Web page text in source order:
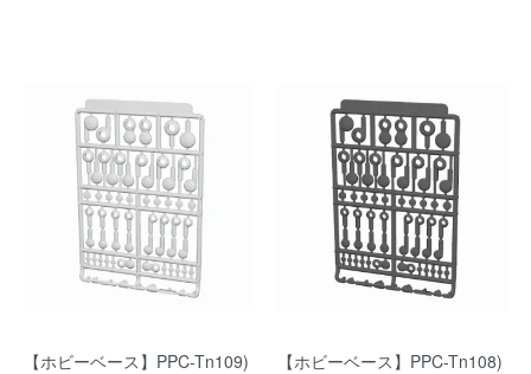
【ホビーベース】PPC-Tn109)
【ホビーベース】PPC-Tn108)